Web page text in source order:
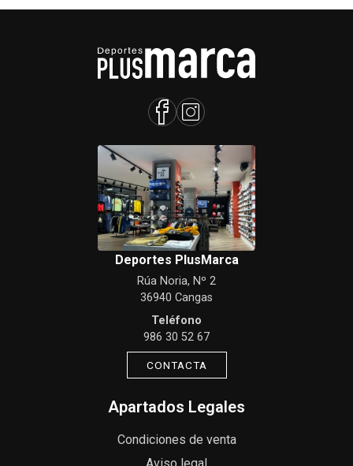
Deportes PlusMarca
Rúa Noria, Nº 2
36940 Cangas
Teléfono
986 30 52 67
CONTACTA
Apartados Legales
Condiciones de venta